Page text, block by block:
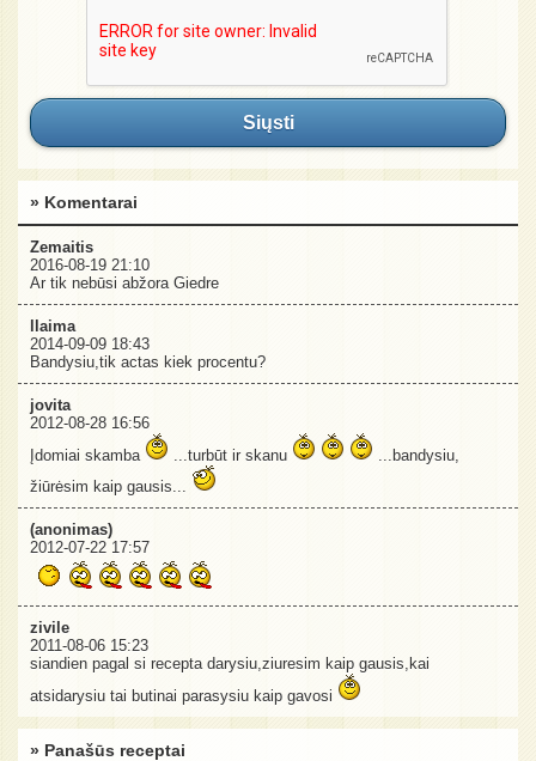
Siųsti
» Komentarai
Zemaitis
2016-08-19 21:10
Ar tik nebūsi abžora Giedre
llaima
2014-09-09 18:43
Bandysiu,tik actas kiek procentu?
jovita
2012-08-28 16:56
Įdomiai skamba
...turbūt ir skanu
...bandysiu,
žiūrėsim kaip gausis...
(anonimas)
2012-07-22 17:57
zivile
2011-08-06 15:23
siandien pagal si recepta darysiu,ziuresim kaip gausis,kai
atsidarysiu tai butinai parasysiu kaip gavosi
» Panašūs receptai